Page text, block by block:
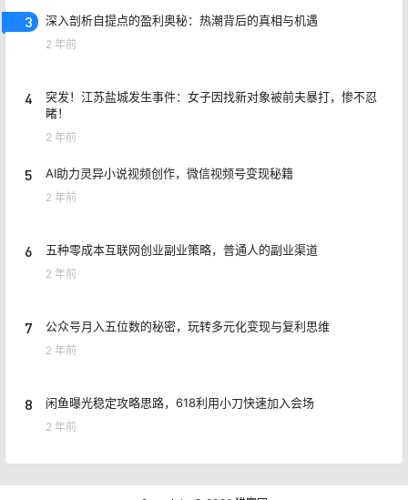
3 深入剖析自提点的盈利奥秘：热潮背后的真相与机遇
2 年前
4
突发！江苏盐城发生事件：女子因找新对象被前夫暴打，惨不忍
睹！
2 年前
5 AI助力灵异小说视频创作，微信视频号变现秘籍
2 年前
6 五种零成本互联网创业副业策略，普通人的副业渠道
2 年前
7 公众号月入五位数的秘密，玩转多元化变现与复利思维
2 年前
8 闲鱼曝光稳定攻略思路，618利用小刀快速加入会场
2 年前